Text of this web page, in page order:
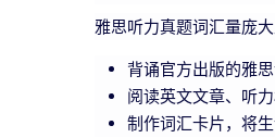
雅思听力真题词汇量庞
背诵官方出版的雅思
阅读英文文章、听
制作词汇卡片，将